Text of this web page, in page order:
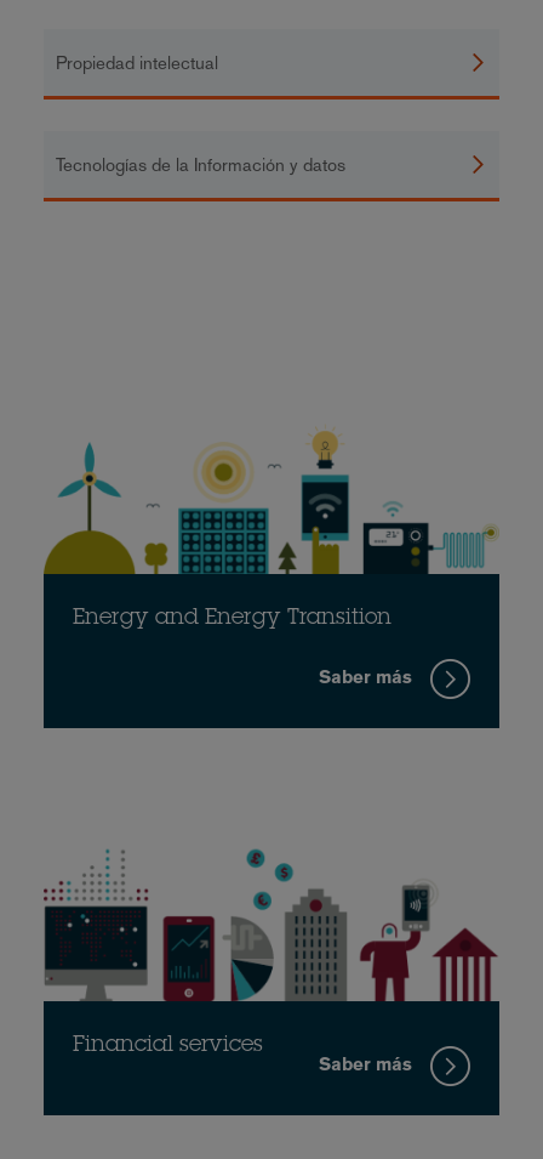
Propiedad intelectual
Tecnologías de la Información y datos
Energy and Energy Transition
Saber más
Financial services
Saber más